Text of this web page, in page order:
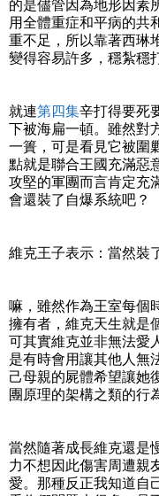
的是儘管因為地形因素
用全體重症和平病的共
重不足，所以靠著西琳
變得容易許多，穩紮穩
就連第四集辛打得要死
下被海扁一頓。雖然對
一簣，可是看見它被圍
點就是聯合王國充滿惡
攻堅的軍團而言肯定充
會還裝了自爆系統吧？
維克王子表示：當然裝
嘛，雖然作為王室每個
擁有者，維克天生就是
可其實維克並非無法愛
是有時會用讓其他人無
己母親的屍體希望讓她
團原理的架構之類的行
當然隨著成長維克還是
力不想因此傷害周遭親
愛。那種反正我知道自